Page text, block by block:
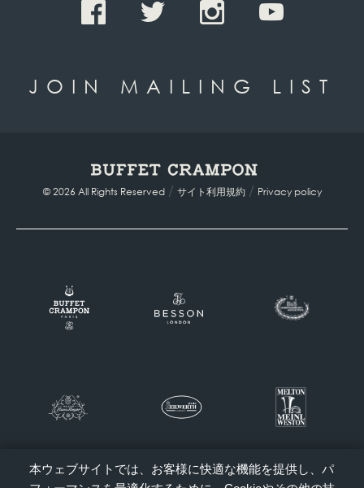
JOIN MAILING LIST
© 2026 All Rights Reserved/ サイト利用規約/ Privacy policy
本ウェブサイトでは、お客様に快適な機能を提供し、パ